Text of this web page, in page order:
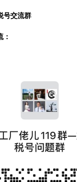
号交流群